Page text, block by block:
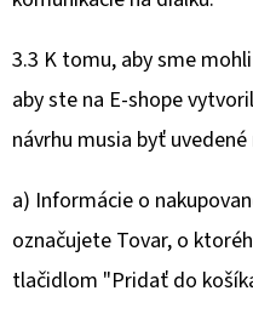
3.3 K tomu, aby sme
aby ste na E-shope
návrhu musia byť
a) Informácie o
označujete Tovar, o
tlačidlom "Pridať do